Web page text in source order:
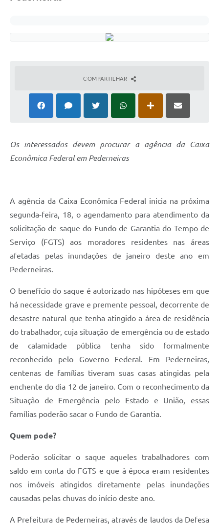
COMPARTILHAR
Os interessados devem procurar a agência da Caixa
Econômica Federal em Pederneiras
A agência da Caixa Econômica Federal inicia na próxima
segunda-feira, 18, o agendamento para atendimento da
solicitação de saque do Fundo de Garantia do Tempo de
Serviço (FGTS) aos moradores residentes nas áreas
afetadas pelas inundações de janeiro deste ano em
Pederneiras.
O benefício do saque é autorizado nas hipóteses em que
há necessidade grave e premente pessoal, decorrente de
desastre natural que tenha atingido a área de residência
do trabalhador, cuja situação de emergência ou de estado
de calamidade pública tenha sido formalmente
reconhecido pelo Governo Federal. Em Pederneiras,
centenas de famílias tiveram suas casas atingidas pela
enchente do dia 12 de janeiro. Com o reconhecimento da
Situação de Emergência pelo Estado e União, essas
famílias poderão sacar o Fundo de Garantia.
Quem pode?
Poderão solicitar o saque aqueles trabalhadores com
saldo em conta do FGTS e que à época eram residentes
nos imóveis atingidos diretamente pelas inundações
causadas pelas chuvas do início deste ano.
A Prefeitura de Pederneiras, através de laudos da Defesa